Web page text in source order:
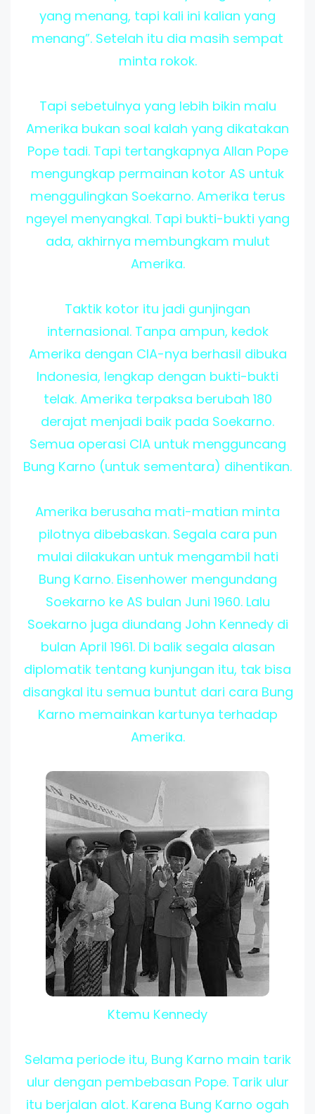
yang menang, tapi kali ini kalian yang
menang”. Setelah itu dia masih sempat
minta rokok.
Tapi sebetulnya yang lebih bikin malu
Amerika bukan soal kalah yang dikatakan
Pope tadi. Tapi tertangkapnya Allan Pope
mengungkap permainan kotor AS untuk
menggulingkan Soekarno. Amerika terus
ngeyel menyangkal. Tapi bukti-bukti yang
ada, akhirnya membungkam mulut
Amerika.
Taktik kotor itu jadi gunjingan
internasional. Tanpa ampun, kedok
Amerika dengan CIA-nya berhasil dibuka
Indonesia, lengkap dengan bukti-bukti
telak. Amerika terpaksa berubah 180
derajat menjadi baik pada Soekarno.
Semua operasi CIA untuk mengguncang
Bung Karno (untuk sementara) dihentikan.
Amerika berusaha mati-matian minta
pilotnya dibebaskan. Segala cara pun
mulai dilakukan untuk mengambil hati
Bung Karno. Eisenhower mengundang
Soekarno ke AS bulan Juni 1960. Lalu
Soekarno juga diundang John Kennedy di
bulan April 1961. Di balik segala alasan
diplomatik tentang kunjungan itu, tak bisa
disangkal itu semua buntut dari cara Bung
Karno memainkan kartunya terhadap
Amerika.
Ktemu Kennedy
Selama periode itu, Bung Karno main tarik
ulur dengan pembebasan Pope. Tarik ulur
itu berjalan alot. Karena Bung Karno ogah